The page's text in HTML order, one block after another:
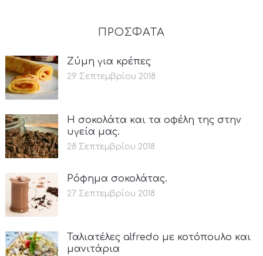
ΠΡΟΣΦΑΤΑ
Ζύμη για κρέπες
29 Σεπτεμβρίου 2018
Η σοκολάτα και τα οφέλη της στην
υγεία μας.
28 Σεπτεμβρίου 2018
Ρόφημα σοκολάτας.
27 Σεπτεμβρίου 2018
Ταλιατέλες alfredo με κοτόπουλο και
μανιτάρια